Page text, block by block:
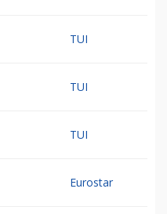
TUI
TUI
TUI
Eurostar